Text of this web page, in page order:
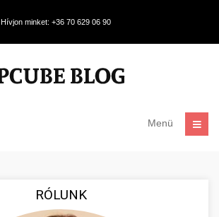
Hívjon minket: +36 70 629 06 90
Menü
RÓLUNK